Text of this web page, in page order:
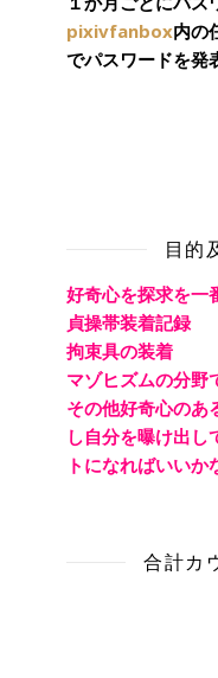
pixivfanbox内の
でパスワードを発
目的
好奇心を探求を一
貞操帯装着記録
拘束具の装着
マゾヒズムの分野
その他好奇心のあ
し自分を曝け出し
トになればいいか
合計カ